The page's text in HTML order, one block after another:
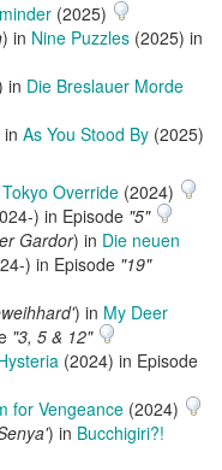
(2025)
) in Nine Puzzles (2025) in
in Die Breslauer Morde
in As You Stood By (2025)
Tokyo Override (2024)
) in Episode "5"
Gardor) in Die neuen
) in Episode "19"
) in My Deer
"3, 5 & 12"
(2024) in Episode
for Vengeance (2024)
) in Bucchigiri?!